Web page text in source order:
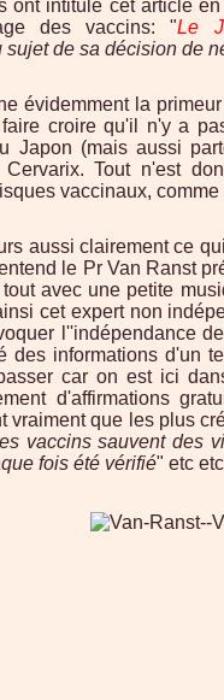
ont intitulé cet article
des vaccins: "Le
sujet de sa décision de
évidemment la
croire qu'il n'y a
Japon (mais aussi
Tout n'est
vaccinaux,
aussi clairement ce
le Pr Van Ranst
avec une petite
cet expert non
l''indépendance
des informations d'un
car on est ici
d'affirmations
vraiment que les plus
vaccins sauvent des
fois été vérifié" etc